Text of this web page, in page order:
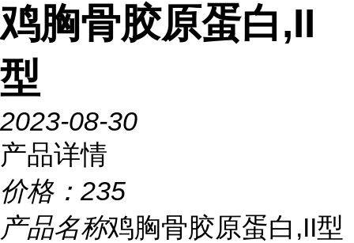
鸡胸骨胶原蛋白,II
型
2023-08-30
产品详情
价格： 235
产品名称鸡胸骨胶原蛋白,II型